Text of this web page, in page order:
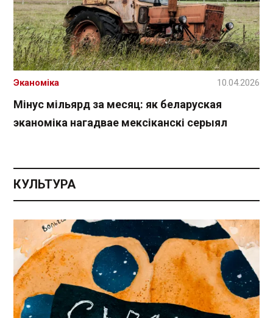
Мінус мільярд за месяц: як беларуская
эканоміка нагадвае мексіканскі серыял
Эканоміка 10.04.2026
КУЛЬТУРА